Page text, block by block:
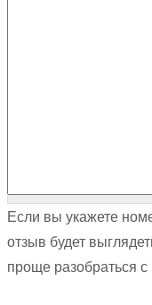
Если вы укажете
отзыв будет
проще разобраться